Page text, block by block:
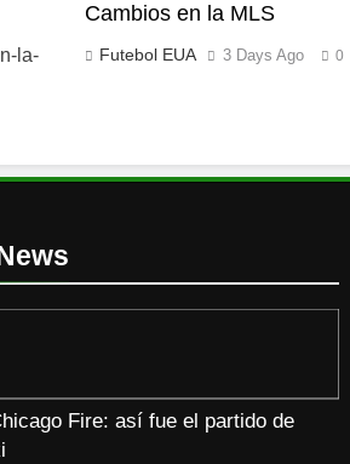
Cambios en la MLS
Futebol EUA 3 Days Ago 0
Fire: así fue el partido de